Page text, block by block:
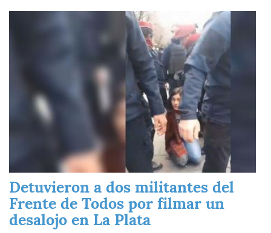
Detuvieron a dos militantes del
Frente de Todos por filmar un
desalojo en La Plata